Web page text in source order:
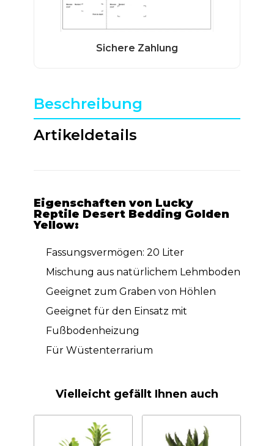
Beschreibung
Artikeldetails
Eigenschaften von Lucky
Reptile Desert Bedding Golden
Yellow:
Fassungsvermögen: 20 Liter
Mischung aus natürlichem Lehmboden
Geeignet zum Graben von Höhlen
Geeignet für den Einsatz mit
Fußbodenheizung
Für Wüstenterrarium
Vielleicht gefällt Ihnen auch